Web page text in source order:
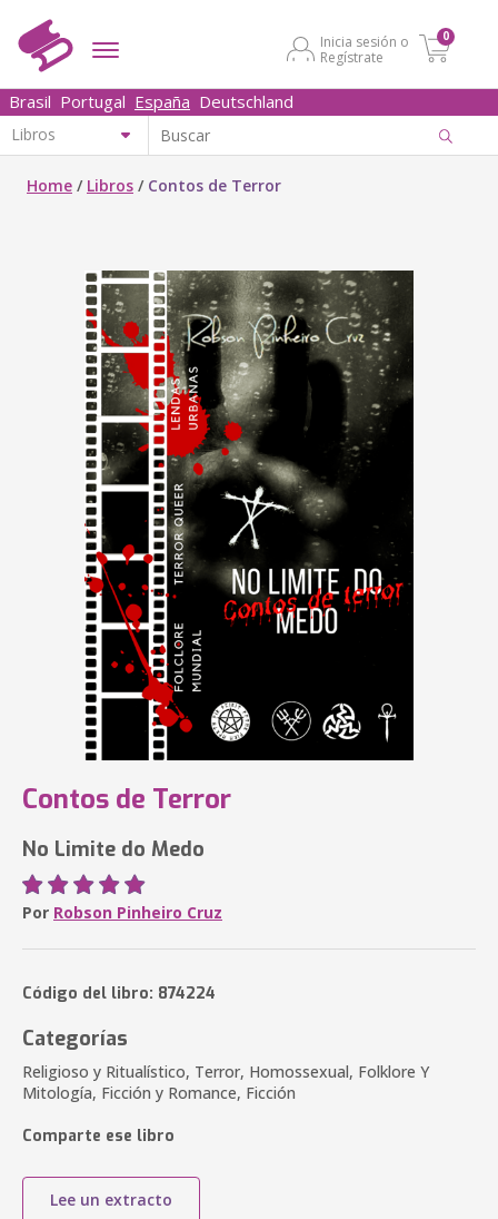
Inicia sesión o
Regístrate
0
Brasil Portugal España Deutschland
Home / Libros / Contos de Terror
Contos de Terror
No Limite do Medo
Por Robson Pinheiro Cruz
Código del libro: 874224
Categorías
Religioso y Ritualístico, Terror, Homossexual, Folklore Y
Mitología, Ficción y Romance, Ficción
Comparte ese libro
Lee un extracto